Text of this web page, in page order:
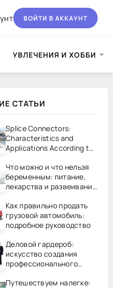
ВОЙТИ В АККАУНТ
УВЛЕЧЕНИЯ И ХОББИ
СТАТЬИ
Splice Connectors:
Characteristics and
Applications According to
Что можно и что нельзя
беременным: питание,
лекарства и развеивание
Как правильно продать
грузовой автомобиль:
подробное руководство
Деловой гардероб:
искусство создания
профессионального
Путешествуем налегке: